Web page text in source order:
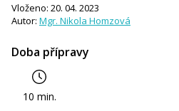
Doba přípravy
10 min.
Vloženo: 20. 04. 2023
Autor: Mgr. Nikola Homzová